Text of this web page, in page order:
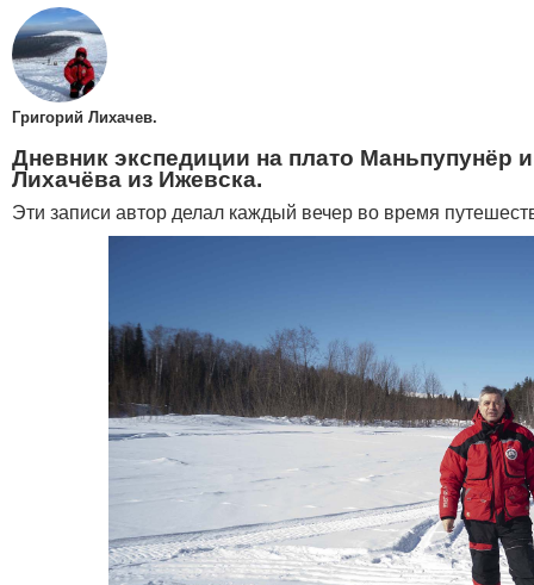
Григорий Лихачев.
Дневник экспедиции на плато Маньпупунёр
Лихачёва из Ижевска.
Эти записи автор делал каждый вечер во время